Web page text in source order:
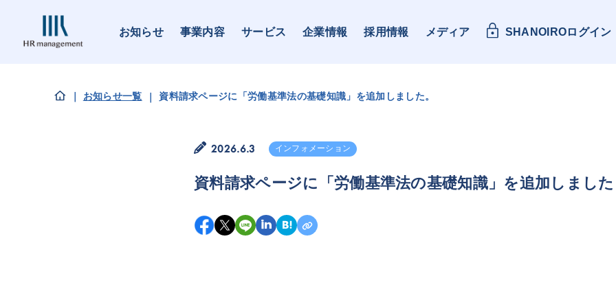
お知らせ 事業内容 サービス 企業情報 採用情報 メディア SHANOIROログイン
お知らせ一覧 資料請求ページに「労働基準法の基礎知識」を追加しました。
2026.6.3 インフォメーション
資料請求ページに「労働基準法の基礎知識」を追加しまし